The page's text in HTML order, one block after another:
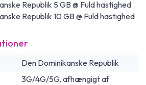
Republik 5 GB @ Fuld hastighed
Republik 10 GB @ Fuld hastighed
Den Dominikanske Republik
3G/4G/5G, afhængigt af